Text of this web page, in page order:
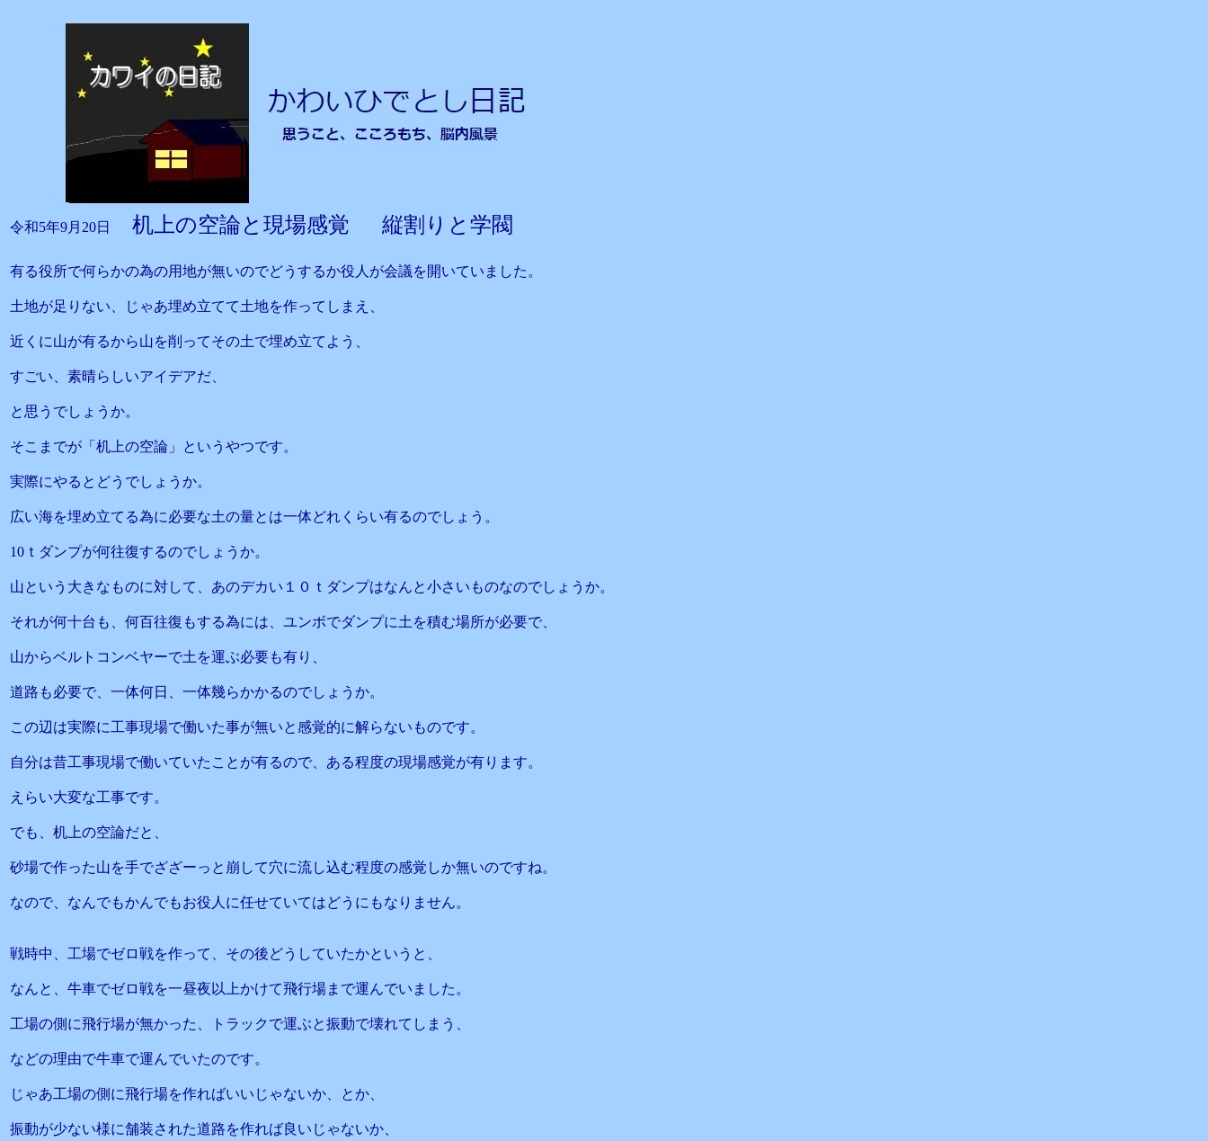
令和5年9月20日 机上の空論と現場感覚 縦割りと学閥
有る役所で何らかの為の用地が無いのでどうするか役人が会議を開いていました。
土地が足りない、じゃあ埋め立てて土地を作ってしまえ、
近くに山が有るから山を削ってその土で埋め立てよう、
すごい、素晴らしいアイデアだ、
と思うでしょうか。
そこまでが「机上の空論」というやつです。
実際にやるとどうでしょうか。
広い海を埋め立てる為に必要な土の量とは一体どれくらい有るのでしょう。
10ｔダンプが何往復するのでしょうか。
山という大きなものに対して、あのデカい１０ｔダンプはなんと小さいものなのでしょうか。
それが何十台も、何百往復もする為には、ユンボでダンプに土を積む場所が必要で、
山からベルトコンベヤーで土を運ぶ必要も有り、
道路も必要で、一体何日、一体幾らかかるのでしょうか。
この辺は実際に工事現場で働いた事が無いと感覚的に解らないものです。
自分は昔工事現場で働いていたことが有るので、ある程度の現場感覚が有ります。
えらい大変な工事です。
でも、机上の空論だと、
砂場で作った山を手でざざーっと崩して穴に流し込む程度の感覚しか無いのですね。
なので、なんでもかんでもお役人に任せていてはどうにもなりません。
戦時中、工場でゼロ戦を作って、その後どうしていたかというと、
なんと、牛車でゼロ戦を一昼夜以上かけて飛行場まで運んでいました。
工場の側に飛行場が無かった、トラックで運ぶと振動で壊れてしまう、
などの理由で牛車で運んでいたのです。
じゃあ工場の側に飛行場を作ればいいじゃないか、とか、
振動が少ない様に舗装された道路を作れば良いじゃないか、